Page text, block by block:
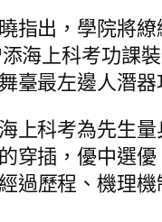
指出，學院將
海上科考功課
臺最左邊人潛
上科考為先生
穿插，優中選
過歷程、機理